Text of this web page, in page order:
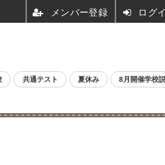
共通テスト 夏休み 8月開催学校
ログ